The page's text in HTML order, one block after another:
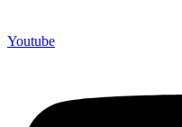
Youtube